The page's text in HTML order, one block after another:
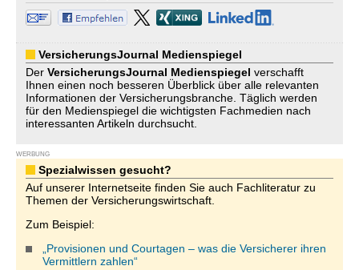
VersicherungsJournal Medienspiegel
Der VersicherungsJournal Medienspiegel verschafft
Ihnen einen noch besseren Überblick über alle relevanten
Informationen der Versicherungsbranche. Täglich werden
für den Medienspiegel die wichtigsten Fachmedien nach
interessanten Artikeln durchsucht.
WERBUNG
Spezialwissen gesucht?
Auf unserer Internetseite finden Sie auch Fachliteratur zu
Themen der Versicherungswirtschaft.
Zum Beispiel:
„Provisionen und Courtagen – was die Versicherer ihren
Vermittlern zahlen“